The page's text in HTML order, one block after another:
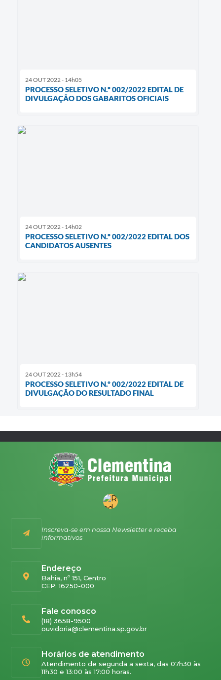
24 OUT 2022 - 14h05
PROCESSO SELETIVO N.º 002/2022 EDITAL DE
DIVULGAÇÃO DOS GABARITOS OFICIAIS
24 OUT 2022 - 14h02
PROCESSO SELETIVO N.º 002/2022 EDITAL DOS
CANDIDATOS AUSENTES
24 OUT 2022 - 13h54
PROCESSO SELETIVO N.º 002/2022 EDITAL DE
DIVULGAÇÃO DO RESULTADO FINAL
Inscreva-se em nossa Newsletter e receba
informativos
Endereço
Bahia, nº 151, Centro
CEP: 16250-000
Fale conosco
(18) 3658-9500
ouvidoria@clementina.sp.gov.br
Horários de atendimento
Atendimento de segunda a sexta, das 07h30 às
11h30 e 13:00 às 17:00 horas.